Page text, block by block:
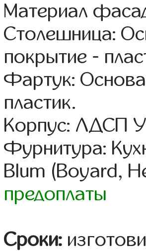
Материал
Столешница:
покрытие -
Фартук:
пластик.
Корпус: ЛДСП
Фурнитура:
Blum (Boyard,
предоплаты
Сроки: